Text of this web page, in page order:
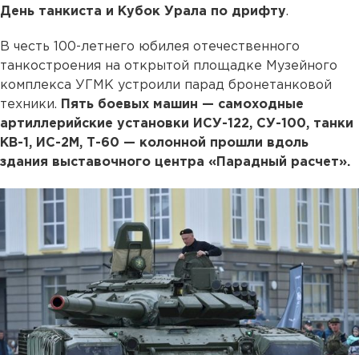
День танкиста и Кубок Урала по дрифту.
В честь 100-летнего юбилея отечественного
танкостроения на открытой площадке Музейного
комплекса УГМК устроили парад бронетанковой
техники.
Пять боевых машин — самоходные
артиллерийские установки ИСУ-122, СУ-100, танки
КВ-1, ИС-2М, Т-60 — колонной прошли вдоль
здания выставочного центра «Парадный расчет».